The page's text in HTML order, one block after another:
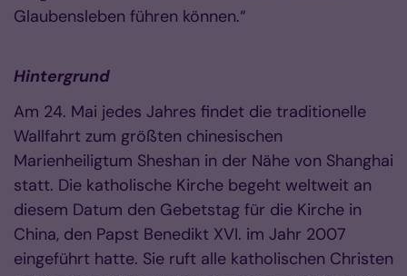
Glaubensleben führen können.“
Hintergrund
Am 24. Mai jedes Jahres findet die traditionelle
Wallfahrt zum größten chinesischen
Marienheiligtum Sheshan in der Nähe von Shanghai
statt. Die katholische Kirche begeht weltweit an
diesem Datum den Gebetstag für die Kirche in
China, den Papst Benedikt XVI. im Jahr 2007
eingeführt hatte. Sie ruft alle katholischen Christen